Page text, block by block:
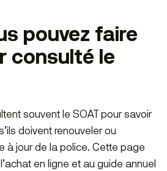
pouvez faire
consulté le
souvent le SOAT pour savoir
doivent renouveler ou
à jour de la police. Cette page
en ligne et au guide annuel